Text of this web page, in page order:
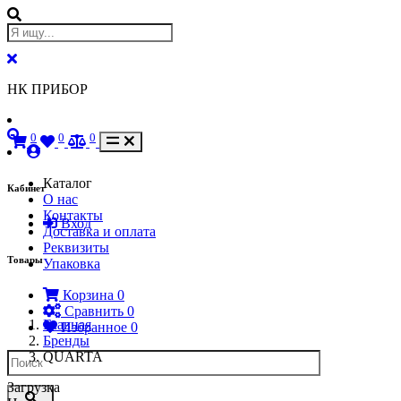
НК ПРИБОР
Кабинет
Вход
Товары
Корзина 0
Сравнить 0
Избранное 0
0 0 0
Каталог
О нас
Контакты
Доставка и оплата
Реквизиты
Упаковка
Главная
Бренды
QUARTA
Загрузка